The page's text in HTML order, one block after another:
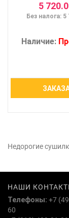
5
Без налога: 5
Наличие:
Недорогие
НАШИ
Телефоны: +7
60